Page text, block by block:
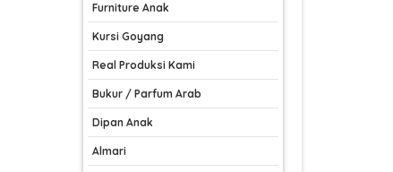
Furniture Anak
Kursi Goyang
Real Produksi Kami
Bukur / Parfum Arab
Dipan Anak
Almari